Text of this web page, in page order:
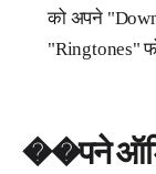
को अपने
"Ringtones"
��पने